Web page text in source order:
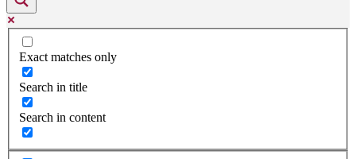
Exact matches only
Search in title
Search in content